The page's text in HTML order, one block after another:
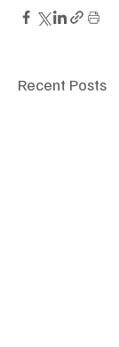
Recent Posts